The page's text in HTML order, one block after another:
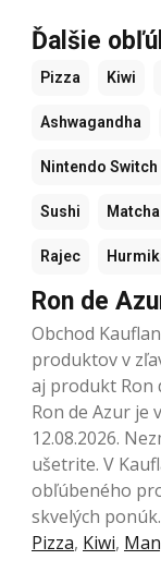
Ďalšie
Pizza Kiwi
Ashwagandha
Nintendo Switch
Sushi Matcha
Rajec
Ron de
Obchod
produktov v
aj produkt Ron
Ron de Azur je
12.08.2026.
ušetrite. V
obľúbeného
skvelých
Pizza, Kiwi,